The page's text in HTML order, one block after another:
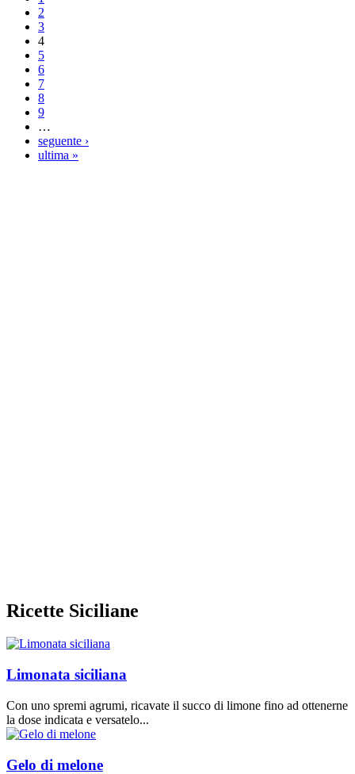
2
3
4
5
6
7
8
9
…
seguente ›
ultima »
Ricette Siciliane
Limonata siciliana
Con uno spremi agrumi, ricavate il succo di limone fino ad ottenerne
la dose indicata e versatelo...
Gelo di melone